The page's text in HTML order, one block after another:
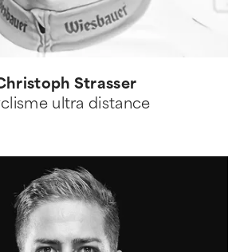
Strasser
ultra distance